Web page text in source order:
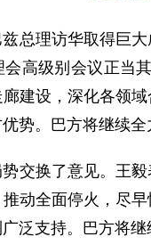
总理访华取得巨
高级别会议正当
建设，深化各领
势。巴方将继续
交换了意见。王
动全面停火，尽
泛支持。巴方将继